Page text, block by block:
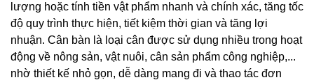
lượng hoặc tính tiền vật phẩm nhanh và chính xác, tăng tốc
độ quy trình thực hiện, tiết kiệm thời gian và tăng lợi
nhuận. Cân bàn là loại cân được sử dụng nhiều trong hoạt
động về nông sản, vật nuôi, cân sản phẩm công nghiệp,...
nhờ thiết kế nhỏ gọn, dễ dàng mang đi và thao tác đơn